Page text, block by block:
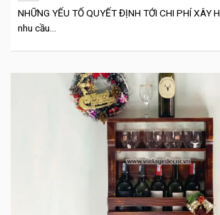
NHỮNG YẾU TỐ QUYẾT ĐỊNH TỚI CHI PHÍ XÂY
nhu cầu...